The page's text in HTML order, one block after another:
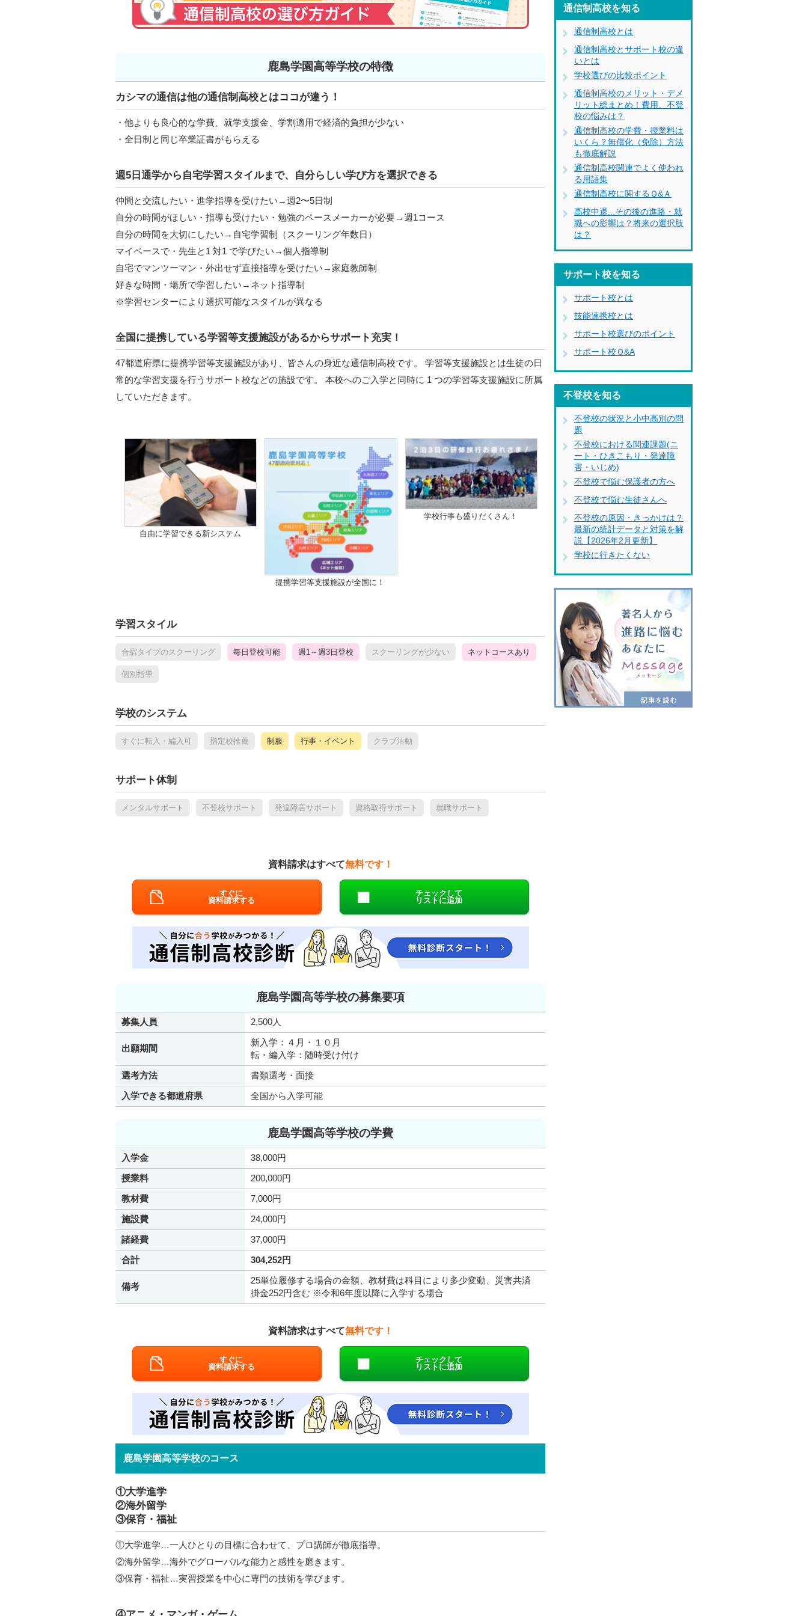
鹿島学園高等学校の特徴
カシマの通信は他の通信制高校とはココが違う！
・他よりも良心的な学費、就学支援金、学割適用で経済的負担が少ない
・全日制と同じ卒業証書がもらえる
週5日通学から自宅学習スタイルまで、自分らしい学び方を選択できる
仲間と交流したい・進学指導を受けたい→週2〜5日制
自分の時間がほしい・指導も受けたい・勉強のペースメーカーが必要→週1コース
自分の時間を大切にしたい→自宅学習制（スクーリング年数日）
マイペースで・先生と1 対1 で学びたい→個人指導制
自宅でマンツーマン・外出せず直接指導を受けたい→家庭教師制
好きな時間・場所で学習したい→ネット指導制
※学習センターにより選択可能なスタイルが異なる
全国に提携している学習等支援施設があるからサポート充実！
47都道府県に提携学習等支援施設があり、皆さんの身近な通信制高校です。 学習等支援施設とは生徒の日
常的な学習支援を行うサポート校などの施設です。 本校へのご入学と同時に 1 つの学習等支援施設に所属
していただきます。
自由に学習できる新システム
提携学習等支援施設が全国に！
学校行事も盛りだくさん！
学習スタイル
合宿タイプのスクーリング 毎日登校可能 週1～週3日登校 スクーリングが少ない ネットコースあり
個別指導
学校のシステム
すぐに転入・編入可 指定校推薦 制服 行事・イベント クラブ活動
サポート体制
メンタルサポート 不登校サポート 発達障害サポート 資格取得サポート 就職サポート
資料請求はすべて無料です！
すぐに
資料請求する
チェックして
リストに追加
鹿島学園高等学校の募集要項
募集人員 2,500人
出願期間
新入学：４月・１０月
転・編入学：随時受け付け
選考方法
書類選考・面接
入学できる都道府県
全国から入学可能
鹿島学園高等学校の学費
入学金
38,000円
授業料
200,000円
教材費
7,000円
施設費
24,000円
諸経費
37,000円
合計
304,252円
備考
25単位履修する場合の金額、教材費は科目により多少変動、災害共済
掛金252円含む ※令和6年度以降に入学する場合
資料請求はすべて無料です！
すぐに
資料請求する
チェックして
リストに追加
鹿島学園高等学校のコース
①大学進学
②海外留学
③保育・福祉
①大学進学…一人ひとりの目標に合わせて、プロ講師が徹底指導。
②海外留学…海外でグローバルな能力と感性を磨きます。
③保育・福祉…実習授業を中心に専門の技術を学びます。
通信制高校を知る
通信制高校とは
通信制高校とサポート校の違
いとは
学校選びの比較ポイント
通信制高校のメリット・デメ
リット総まとめ！費用、不登
校の悩みは？
通信制高校の学費・授業料は
いくら？無償化（免除）方法
も徹底解説
通信制高校関連でよく使われ
る用語集
通信制高校に関するＱ&Ａ
高校中退...その後の進路・就
職への影響は？将来の選択肢
は？
サポート校を知る
サポート校とは
技能連携校とは
サポート校選びのポイント
サポート校Ｑ&A
不登校を知る
不登校の状況と小中高別の問
題
不登校における関連課題(ニ
ート・ひきこもり・発達障
害・いじめ)
不登校で悩む保護者の方へ
不登校で悩む生徒さんへ
不登校の原因・きっかけは？
最新の統計データと対策を解
説【2026年2月更新】
学校に行きたくない